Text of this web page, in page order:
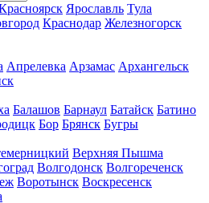
Ярославль Тула
Краснодар Железногорск
Апрелевка Арзамас Архангельск
Балашов Барнаул Батайск Батино
Бор Брянск Бугры
Верхняя Пышма
Волгодонск Волгореченск
Воротынск Воскресенск